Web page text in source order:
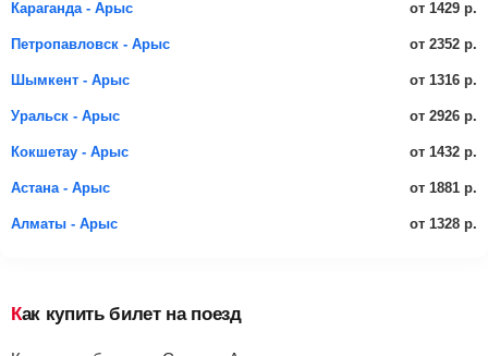
Караганда - Арыс от 1429 р.
Петропавловск - Арыс от 2352 р.
Шымкент - Арыс от 1316 р.
Уральск - Арыс от 2926 р.
Кокшетау - Арыс от 1432 р.
Астана - Арыс от 1881 р.
Алматы - Арыс от 1328 р.
Как купить билет на поезд